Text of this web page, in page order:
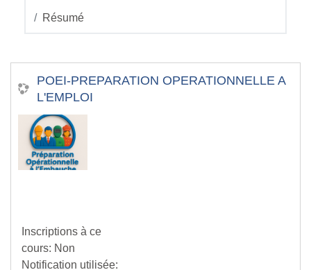
Résumé
POEI-PREPARATION OPERATIONNELLE A
L'EMPLOI
Inscriptions à ce
cours: Non
Notification utilisée: